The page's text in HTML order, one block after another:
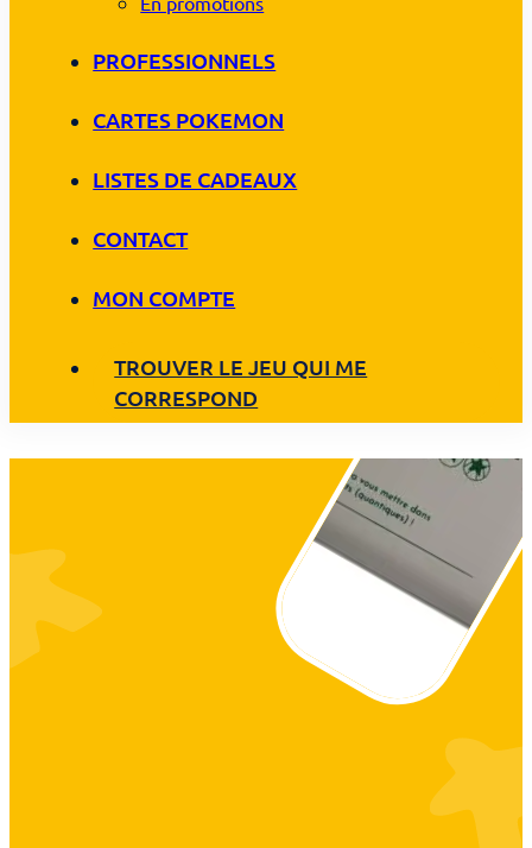
PROFESSIONNELS
CARTES POKEMON
LISTES DE CADEAUX
CONTACT
MON COMPTE
TROUVER LE JEU QUI ME
CORRESPOND